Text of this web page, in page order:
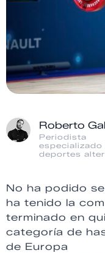
Roberto
Periodista
especializado
deportes
No ha podido
ha tenido la
terminado en
categoría de
de Europa